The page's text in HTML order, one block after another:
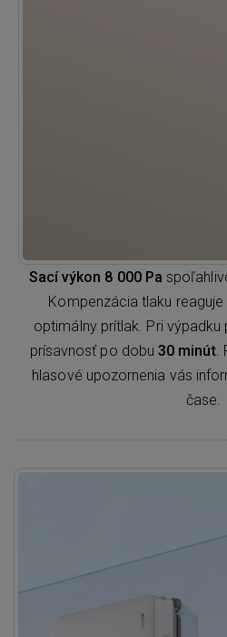
Sací výkon 8 000 Pa
Kompenzácia tlaku reaguje
optimálny prítlak. Pri
prísavnosť po dobu30 minút.
hlasové upozornenia vás
čase.